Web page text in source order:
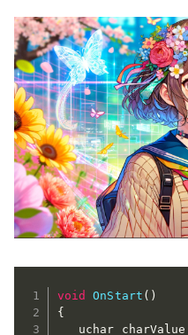
void OnStart ( )
{
   uchar charValue